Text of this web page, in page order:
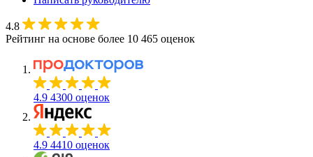
4.8
Рейтинг на основе более 10 465 оценок
4.9 4300 оценок
4.9 4410 оценок